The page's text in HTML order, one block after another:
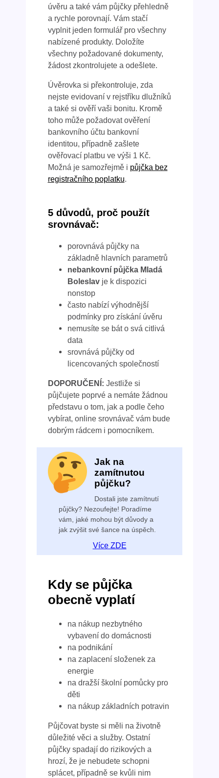
úvěru a také vám půjčky přehledně
a rychle porovnají. Vám stačí
vyplnit jeden formulář pro všechny
nabízené produkty. Doložíte
všechny požadované dokumenty,
žádost zkontrolujete a odešlete.
Úvěrovka si překontroluje, zda
nejste evidovaní v rejstříku dlužníků
a také si ověří vaši bonitu. Kromě
toho může požadovat ověření
bankovního účtu bankovní
identitou, případně zašlete
ověřovací platbu ve výši 1 Kč.
Možná je samozřejmě i půjčka bez
registračního poplatku.
5 důvodů, proč použít
srovnávač:
porovnává půjčky na
základně hlavních parametrů
nebankovní půjčka Mladá
Boleslavje k dispozici
nonstop
často nabízí výhodnější
podmínky pro získání úvěru
nemusíte se bát o svá citlivá
data
srovnává půjčky od
licencovaných společností
DOPORUČENÍ: Jestliže si
půjčujete poprvé a nemáte žádnou
představu o tom, jak a podle čeho
vybírat, online srovnávač vám bude
dobrým rádcem i pomocníkem.
Jak na
zamítnutou
půjčku?
Dostali jste zamítnutí
půjčky? Nezoufejte! Poradíme
vám, jaké mohou být důvody a
jak zvýšit své šance na úspěch.
Více ZDE
Kdy se půjčka
obecně vyplatí
na nákup nezbytného
vybavení do domácnosti
na podnikání
na zaplacení složenek za
energie
na dražší školní pomůcky pro
děti
na nákup základních potravin
Půjčovat byste si měli na životně
důležité věci a služby. Ostatní
půjčky spadají do rizikových a
hrozí, že je nebudete schopni
splácet, případně se kvůli nim